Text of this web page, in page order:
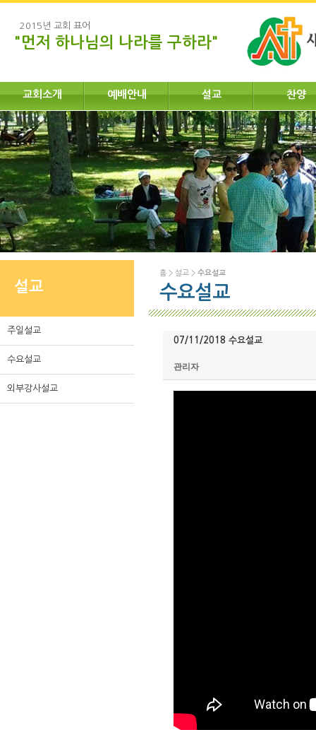
2015년 교회 표어
"먼저 하나님의 나라를 구하라"
교회소개 예배안내 설교 찬양
설교
주일설교
수요설교
외부강사설교
홈 > 설교 > 수요설교
수요설교
07/11/2018 수요설교
관리자